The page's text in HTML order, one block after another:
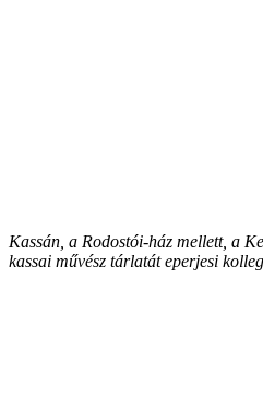
Kassán, a Rodostói-ház mellett, a
kassai művész tárlatát eperjesi